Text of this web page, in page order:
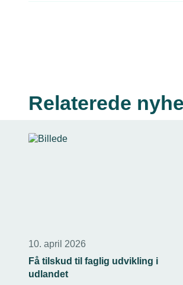
Relaterede
10. april 2026
Få tilskud til faglig udvikling i
udlandet